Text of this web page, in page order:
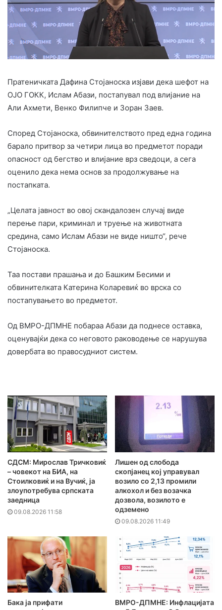
Пратеничката Дафина Стојаноска изјави дека шефот на
ОЈО ГОКК, Ислам Абази, постапувал под влијание на
Али Ахмети, Венко Филипче и Зоран Заев.
Според Стојаноска, обвинителството пред една година
барало притвор за четири лица во предметот поради
опасност од бегство и влијание врз сведоци, а сега
оценило дека нема основ за продолжување на
постапката.
„Целата јавност во овој скандалозен случај виде
перење пари, криминал и труење на животната
средина, само Ислам Абази не виде ништо“, рече
Стојаноска.
Таа постави прашања и до Башким Бесими и
обвинителката Катерина Коларевиќ во врска со
постапувањето во предметот.
Од ВМРО-ДПМНЕ побараа Абази да поднесе оставка,
оценувајќи дека со неговото раководење се нарушува
довербата во правосудниот систем.
СДСМ: Мирослав Тричковиќ
– човекот на БИА, на
Стоилковиќ и на Вучиќ, ја
злоупотребува српската
заедница
09.08.2026 11:58
Лишен од слобода
скопјанец кој управувал
возило со 2,13 промили
алкохол и без возачка
дозвола, возилото е
одземено
09.08.2026 11:49
Бака ја прифати
ВМРО-ДПМНЕ: Инфлацијата